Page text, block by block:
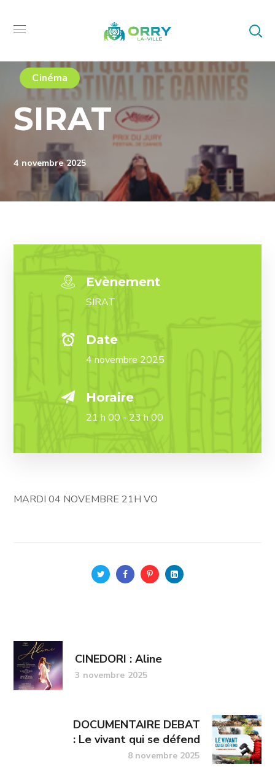
Cinéma
SIRAT
4 novembre 2025
Evènement
SIRAT
Date
4 novembre 2025
Horaire
21 h 00 - 23 h 00
MARDI 04 NOVEMBRE 21H VO
CINEDORI : Aline
3 novembre 2025
DOCUMENTAIRE DEBAT
: Le vivant qui se défend
8 novembre 2025